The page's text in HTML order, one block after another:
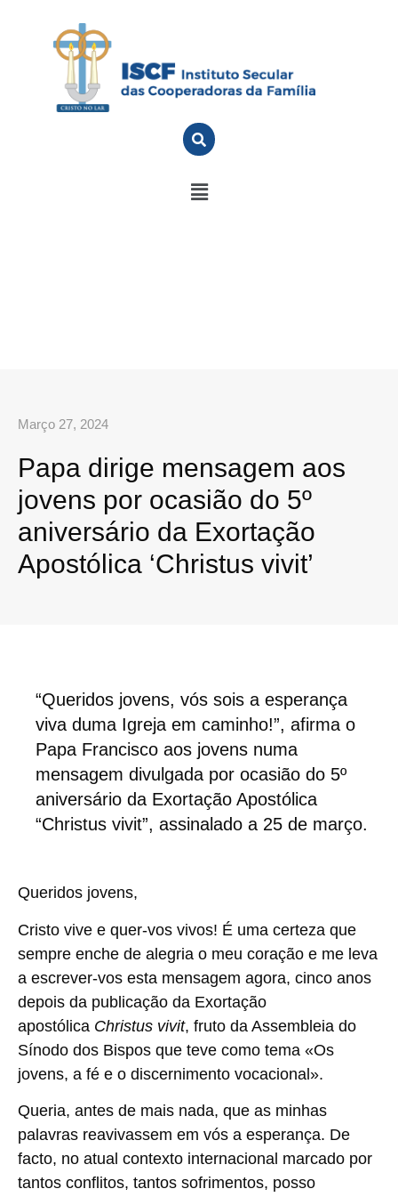
Março 27, 2024
Papa dirige mensagem aos
jovens por ocasião do 5º
aniversário da Exortação
Apostólica ‘Christus vivit’
“Queridos jovens, vós sois a esperança
viva duma Igreja em caminho!”, afirma o
Papa Francisco aos jovens numa
mensagem divulgada por ocasião do 5º
aniversário da Exortação Apostólica
“Christus vivit”, assinalado a 25 de março.
Queridos jovens,
Cristo vive e quer-vos vivos! É uma certeza que
sempre enche de alegria o meu coração e me leva
a escrever-vos esta mensagem agora, cinco anos
depois da publicação da Exortação
apostólica Christus vivit, fruto da Assembleia do
Sínodo dos Bispos que teve como tema «Os
jovens, a fé e o discernimento vocacional».
Queria, antes de mais nada, que as minhas
palavras reavivassem em vós a esperança. De
facto, no atual contexto internacional marcado por
tantos conflitos, tantos sofrimentos, posso